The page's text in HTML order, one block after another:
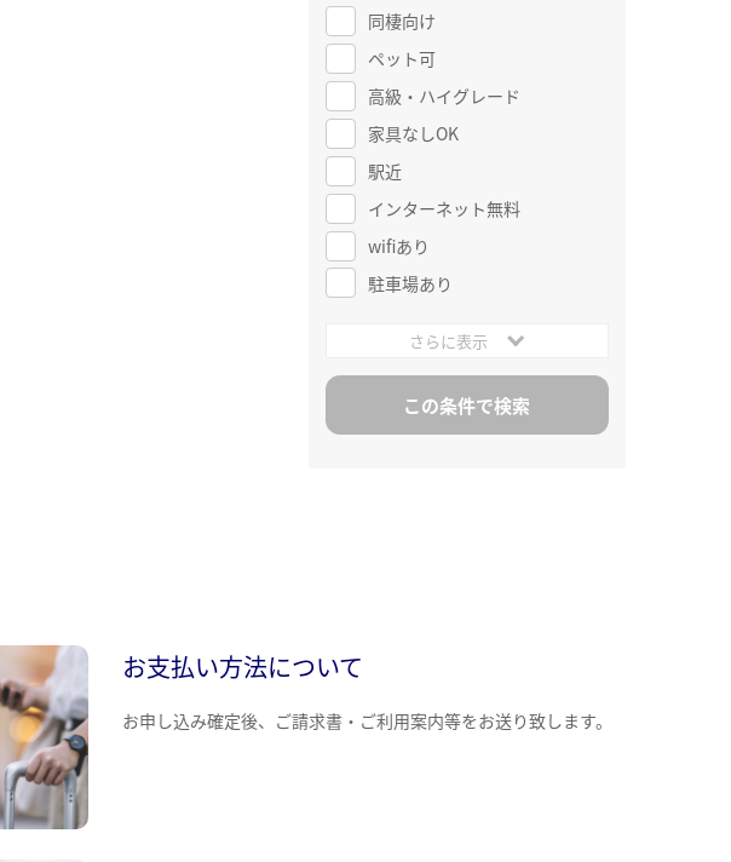
同棲向け
ペット可
高級・ハイグレード
家具なしOK
駅近
インターネット無料
wifiあり
駐車場あり
さらに表示
お支払い方法について
お申し込み確定後、ご請求書・ご利用案内等をお送り致します。